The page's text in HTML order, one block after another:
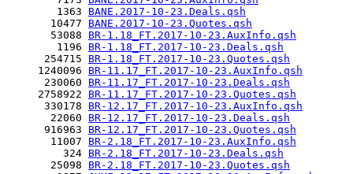
        1363
BANE.2017-10-23.Deals.qsh
       10477
BANE.2017-10-23.Quotes.qsh
       53088
BR-1.18_FT.2017-10-23.AuxInfo.qsh
        1196
BR-1.18_FT.2017-10-23.Deals.qsh
      254715
BR-1.18_FT.2017-10-23.Quotes.qsh
     1240096
BR-11.17_FT.2017-10-23.AuxInfo.qsh
      230060
BR-11.17_FT.2017-10-23.Deals.qsh
     2758922
BR-11.17_FT.2017-10-23.Quotes.qsh
      330178
BR-12.17_FT.2017-10-23.AuxInfo.qsh
       22060
BR-12.17_FT.2017-10-23.Deals.qsh
      916963
BR-12.17_FT.2017-10-23.Quotes.qsh
       11007
BR-2.18_FT.2017-10-23.AuxInfo.qsh
         324
BR-2.18_FT.2017-10-23.Deals.qsh
       25098
BR-2.18_FT.2017-10-23.Quotes.qsh